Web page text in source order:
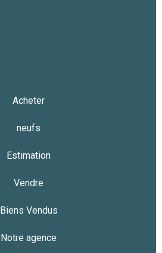
Acheter
neufs
Estimation
Vendre
Biens Vendus
Notre agence